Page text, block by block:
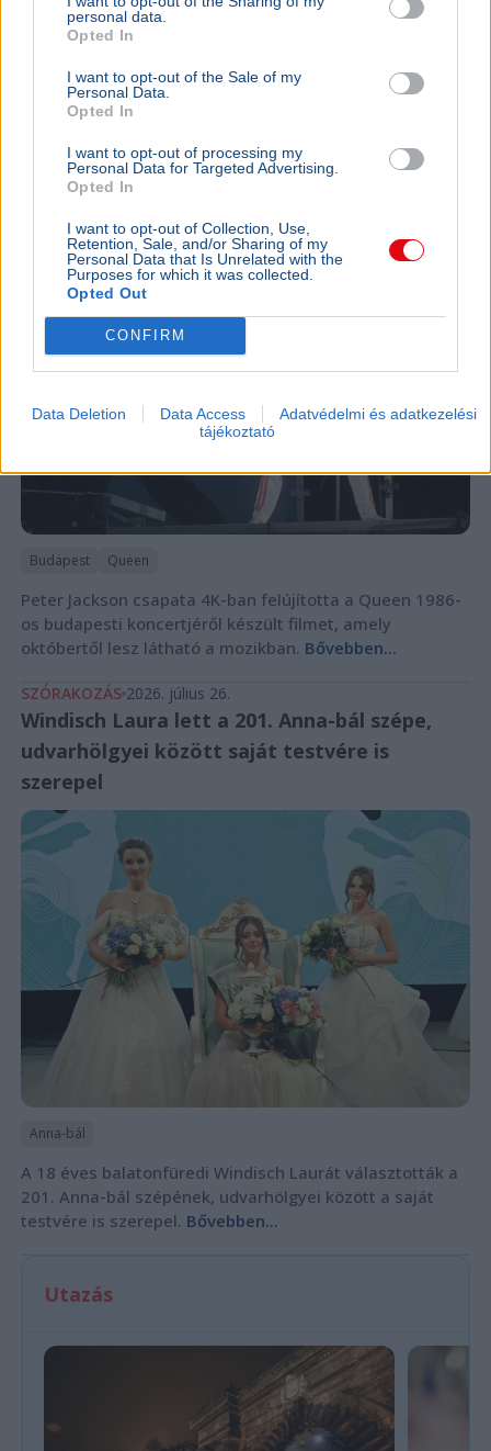
personal data.
Opted In
I want to opt-out of the Sale of my
Personal Data.
Opted In
I want to opt-out of processing my
Personal Data for Targeted Advertising.
Opted In
I want to opt-out of Collection, Use,
Retention, Sale, and/or Sharing of my
Personal Data that Is Unrelated with the
Purposes for which it was collected.
Opted Out
CONFIRM
Data Deletion Data Access
Adatvédelmi és adatkezelési
tájékoztató
Film Mozi Zacher Gábor Kultúra
Az Extázis Uncut mozifilm Bongor tavalyi albumát
dolgozza fel, a szereplők közt Thuróczy Szabolcs és
Zacher Gábor is feltűnik.
Világszerte látható lesz a felújított Queen-
koncertfilm a zenekar budapesti fellépéséről
Budapest Queen
Peter Jackson csapata 4K-ban felújította a Queen 1986-
os budapesti koncertjéről készült filmet, amely
októbertől lesz látható a mozikban. Bővebben...
SZÓRAKOZÁS 2026. július 26.
Windisch Laura lett a 201. Anna-bál szépe,
udvarhölgyei között saját testvére is
szerepel
Anna-bál
A 18 éves balatonfüredi Windisch Laurát választották a
201. Anna-bál szépének, udvarhölgyei között a saját
testvére is szerepel. Bővebben...
Utazás